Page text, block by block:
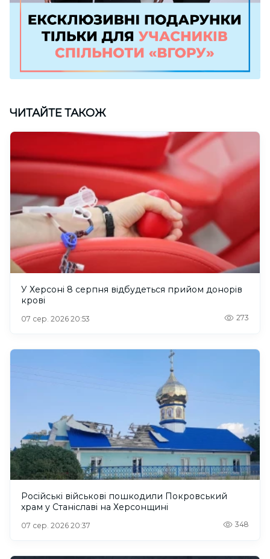
ЧИТАЙТЕ ТАКОЖ
У Херсоні 8 серпня відбудеться прийом донорів
крові
07 сер. 2026 20:53 273
Російські військові пошкодили Покровський
храм у Станіславі на Херсонщині
07 сер. 2026 20:37 348